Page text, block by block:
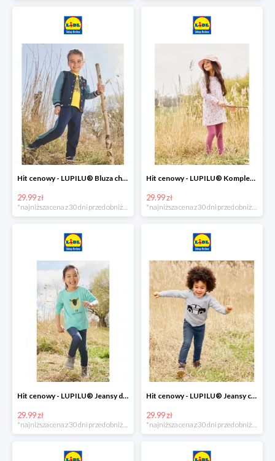
Hit cenowy - LUPILU® Bluza chłopięca w stylu college
29.99 zł
*najniższa cena z 30 dni przed obniżką
Hit cenowy - LUPILU® Komplet dziewczęcy (sukienka + legginsy)
29.99 zł
*najniższa cena z 30 dni przed obniżką
Hit cenowy - LUPILU® Jeansy dziewczęce slim fit
29.99 zł
Hit cenowy - LUPILU® Jeansy chłopięce slim fit
29.99 zł